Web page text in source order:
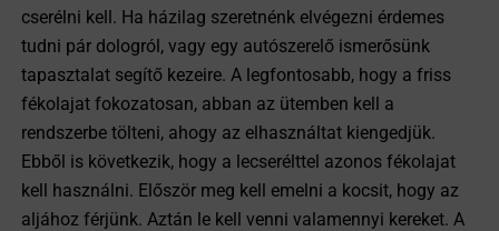
cserélni kell. Ha házilag szeretnénk elvégezni érdemes
tudni pár dologról, vagy egy autószerelő ismerősünk
tapasztalat segítő kezeire. A legfontosabb, hogy a friss
fékolajat fokozatosan, abban az ütemben kell a
rendszerbe tölteni, ahogy az elhasználtat kiengedjük.
Ebből is következik, hogy a lecserélttel azonos fékolajat
kell használni. Először meg kell emelni a kocsit, hogy az
aljához férjünk. Aztán le kell venni valamennyi kereket. A